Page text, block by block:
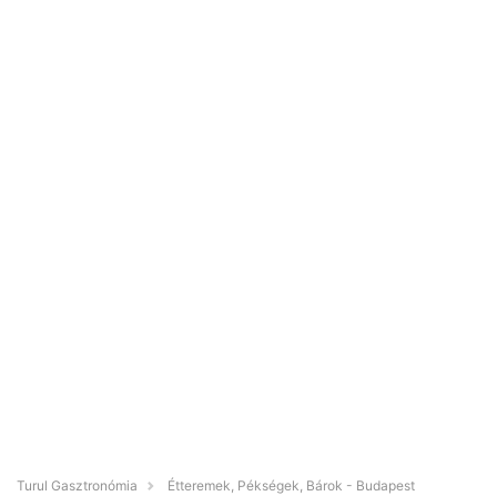
Turul Gasztronómia
Étteremek, Pékségek, Bárok - Budapest